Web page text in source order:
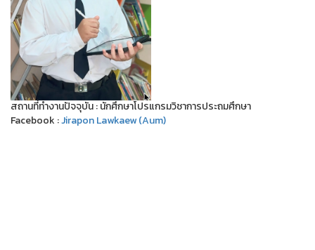
สถานที่ทำงานปัจจุบัน : นักศึกษาโปรแกรมวิชาการประถมศึกษา
Facebook :Jirapon Lawkaew (Aum)